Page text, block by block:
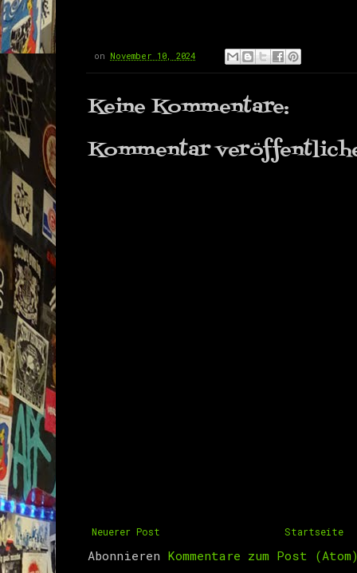
on November 10, 2024
Keine Kommentare:
Kommentar
Neuerer Post Startseite
Abonnieren Kommentare zum Post